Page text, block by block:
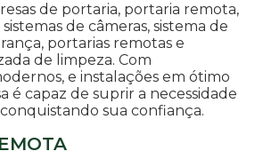
de portaria, portaria remota,
de câmeras, sistema de
portarias remotas e
de limpeza. Com
e instalações em ótimo
é capaz de suprir a necessidade
sua confiança.